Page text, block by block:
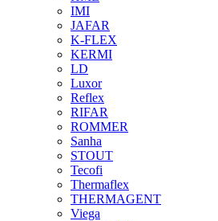
IMI
JAFAR
K-FLEX
KERMI
LD
Luxor
Reflex
RIFAR
ROMMER
Sanha
STOUT
Tecofi
Thermaflex
THERMAGENT
Viega